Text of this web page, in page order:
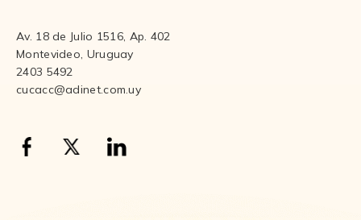
Av. 18 de Julio 1516, Ap. 402
Montevideo, Uruguay
2403 5492
cucacc@adinet.com.uy